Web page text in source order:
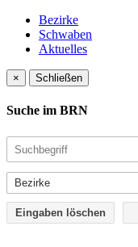
Bezirke
Schwaben
Aktuelles
× Schließen
Suche im BRN
Eingaben löschen